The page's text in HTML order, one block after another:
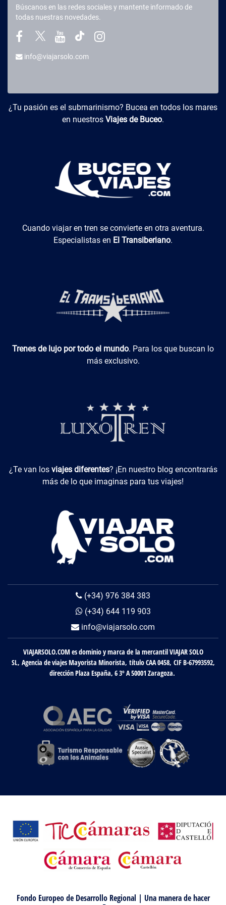
Búscanos en las redes sociales y mantente informado de
todas nuestras novedades.
info@viajarsolo.com
Buceo y Viajes
¿Tu pasión es el submarinismo? Bucea en todos los mares
en nuestros Viajes de Buceo.
El Transiberiano
Cuando viajar en tren se convierte en otra aventura.
Especialistas en El Transiberiano.
Luxotren
Trenes de lujo por todo el mundo. Para los que buscan lo
más exclusivo.
Viajes Diferentes
¿Te van los viajes diferentes? ¡En nuestro blog encontrarás
más de lo que imaginas para tus viajes!
(+34) 976 384 383
(+34) 644 119 903
info@viajarsolo.com
VIAJARSOLO.COM es dominio y marca de la mercantil VIAJAR SOLO
SL, Agencia de viajes Mayorista Minorista, título CAA 0458, CIF B-67993592,
dirección Plaza España, 6 3º A 50001 Zaragoza.
Fondo Europeo de Desarrollo Regional | Una manera de hacer